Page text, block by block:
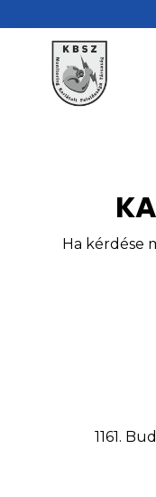
Ha kérdése
1161.